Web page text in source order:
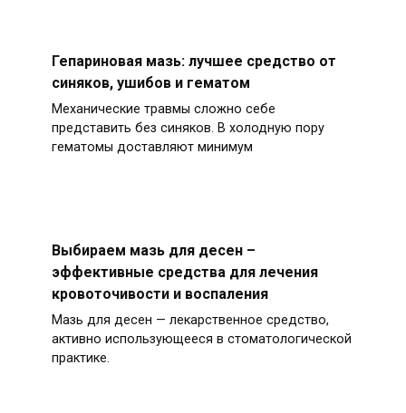
Гепариновая мазь: лучшее средство от
синяков, ушибов и гематом
Механические травмы сложно себе
представить без синяков. В холодную пору
гематомы доставляют минимум
Выбираем мазь для десен –
эффективные средства для лечения
кровоточивости и воспаления
Мазь для десен — лекарственное средство,
активно использующееся в стоматологической
практике.